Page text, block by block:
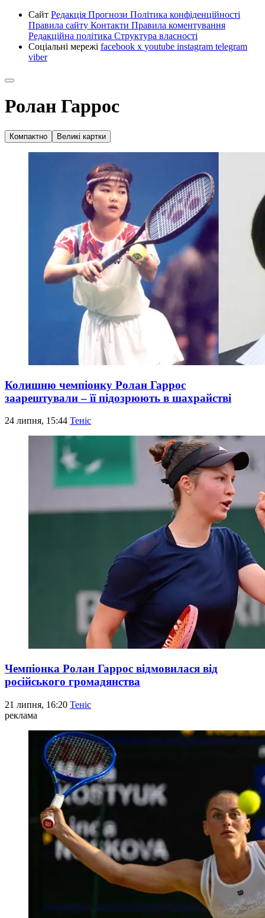
Сайт Редакція Прогнози Політика конфіденційності
Правила сайту Контакти Правила коментування
Редакційна політика Структура власності
Соціальні мережі facebook x youtube instagram telegram
viber
Ролан Гаррос
Компактно Великі картки
Колишню чемпіонку Ролан Гаррос
заарештували – її підозрюють в шахрайстві
24 липня, 15:44 Теніс
Чемпіонка Ролан Гаррос відмовилася від
російського громадянства
21 липня, 16:20 Теніс
реклама